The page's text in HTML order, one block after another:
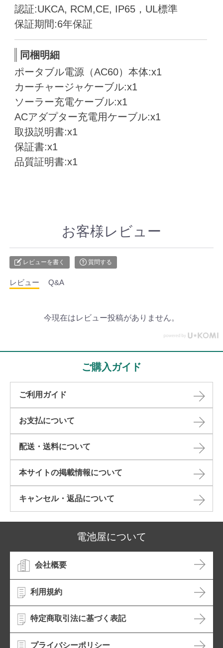
認証:UKCA, RCM,CE, IP65，UL標準
保証期間:6年保証
同梱明細
ポータブル電源（AC60）本体:x1
カーチャージャケーブル:x1
ソーラー充電ケーブル:x1
ACアダプター充電用ケーブル:x1
取扱説明書:x1
保証書:x1
品質証明書:x1
お客様レビュー
レビューを書く 質問する
レビュー Q&A
今現在はレビュー投稿がありません。
ご購入ガイド
ご利用ガイド
お支払について
配送・送料について
本サイトの掲載情報について​
キャンセル・返品について​
電池屋について
会社概要
利用規約
特定商取引法に基づく表記
プライバシーポリシー